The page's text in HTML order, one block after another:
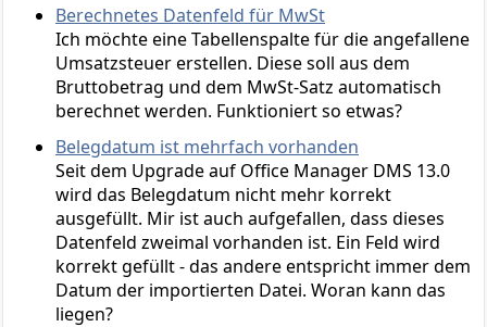
Berechnetes Datenfeld für MwSt
Ich möchte eine Tabellenspalte für die angefallene
Umsatzsteuer erstellen. Diese soll aus dem
Bruttobetrag und dem MwSt-Satz automatisch
berechnet werden. Funktioniert so etwas?
Belegdatum ist mehrfach vorhanden
Seit dem Upgrade auf Office Manager DMS 13.0
wird das Belegdatum nicht mehr korrekt
ausgefüllt. Mir ist auch aufgefallen, dass dieses
Datenfeld zweimal vorhanden ist. Ein Feld wird
korrekt gefüllt - das andere entspricht immer dem
Datum der importierten Datei. Woran kann das
liegen?